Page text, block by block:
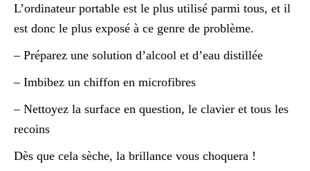
L’ordinateur portable est le plus utilisé parmi tous, et il
est donc le plus exposé à ce genre de problème.
– Préparez une solution d’alcool et d’eau distillée
– Imbibez un chiffon en microfibres
– Nettoyez la surface en question, le clavier et tous les
recoins
Dès que cela sèche, la brillance vous choquera !